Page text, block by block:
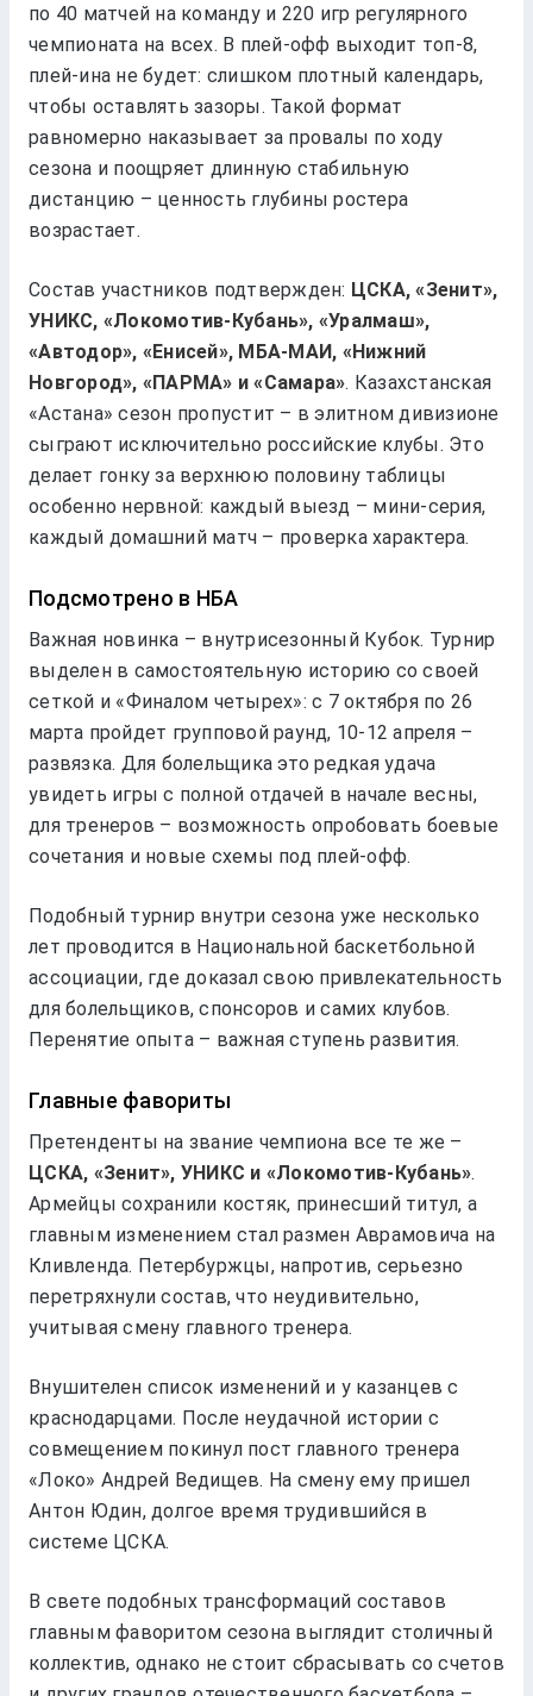
по 40 матчей на команду и 220 игр регулярного
чемпионата на всех. В плей-офф выходит топ-8,
плей-ина не будет: слишком плотный календарь,
чтобы оставлять зазоры. Такой формат
равномерно наказывает за провалы по ходу
сезона и поощряет длинную стабильную
дистанцию – ценность глубины ростера
возрастает.
Состав участников подтвержден: ЦСКА, «Зенит»,
УНИКС, «Локомотив-Кубань», «Уралмаш»,
«Автодор», «Енисей», МБА-МАИ, «Нижний
Новгород», «ПАРМА» и «Самара». Казахстанская
«Астана» сезон пропустит – в элитном дивизионе
сыграют исключительно российские клубы. Это
делает гонку за верхнюю половину таблицы
особенно нервной: каждый выезд – мини-серия,
каждый домашний матч – проверка характера.
Подсмотрено в НБА
Важная новинка – внутрисезонный Кубок. Турнир
выделен в самостоятельную историю со своей
сеткой и «Финалом четырех»: с 7 октября по 26
марта пройдет групповой раунд, 10-12 апреля –
развязка. Для болельщика это редкая удача
увидеть игры с полной отдачей в начале весны,
для тренеров – возможность опробовать боевые
сочетания и новые схемы под плей-офф.
Подобный турнир внутри сезона уже несколько
лет проводится в Национальной баскетбольной
ассоциации, где доказал свою привлекательность
для болельщиков, спонсоров и самих клубов.
Перенятие опыта – важная ступень развития.
Главные фавориты
Претенденты на звание чемпиона все те же –
ЦСКА, «Зенит», УНИКС и «Локомотив-Кубань».
Армейцы сохранили костяк, принесший титул, а
главным изменением стал размен Аврамовича на
Кливленда. Петербуржцы, напротив, серьезно
перетряхнули состав, что неудивительно,
учитывая смену главного тренера.
Внушителен список изменений и у казанцев с
краснодарцами. После неудачной истории с
совмещением покинул пост главного тренера
«Локо» Андрей Ведищев. На смену ему пришел
Антон Юдин, долгое время трудившийся в
системе ЦСКА.
В свете подобных трансформаций составов
главным фаворитом сезона выглядит столичный
коллектив, однако не стоит сбрасывать со счетов